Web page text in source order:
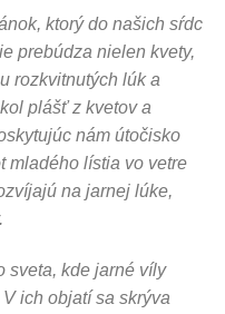
ktorý do našich sŕdc
prebúdza nielen kvety,
rozkvitnutých lúk a
plášť z kvetov a
nám útočisko
mladého lístia vo vetre
na jarnej lúke,
sveta, kde jarné víly
ich objatí sa skrýva